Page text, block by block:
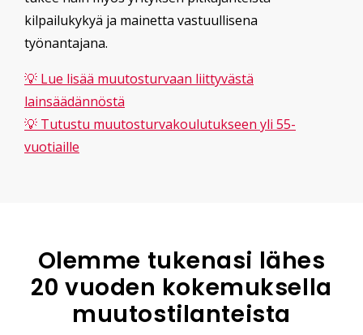
kilpailukykyä ja mainetta vastuullisena
työnantajana.
💡 Lue lisää muutosturvaan liittyvästä
lainsäädännöstä
💡 Tutustu muutosturvakoulutukseen yli 55-
vuotiaille
Olemme tukenasi lähes
20 vuoden kokemuksella
muutostilanteista